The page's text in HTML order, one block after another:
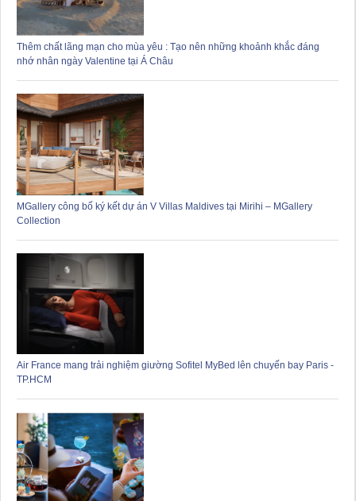
Thêm chất lãng mạn cho mùa yêu : Tạo nên những khoảnh khắc đáng
nhớ nhân ngày Valentine tại Á Châu
MGallery công bố ký kết dự án V Villas Maldives tại Mirihi – MGallery
Collection
Air France mang trải nghiệm giường Sofitel MyBed lên chuyến bay Paris -
TP.HCM